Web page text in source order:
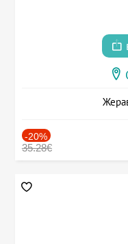
-20%
35.28€